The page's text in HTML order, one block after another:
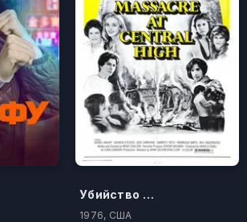
Убийство в школе
1976, США